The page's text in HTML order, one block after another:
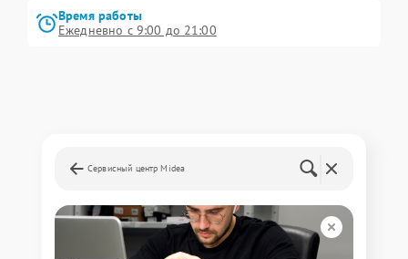
Время работы
Ежедневно с 9:00 до 21:00
Сервисный центр Midea